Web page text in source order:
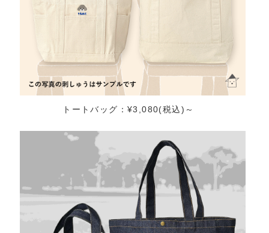
トートバッグ：¥3,080(税込)～